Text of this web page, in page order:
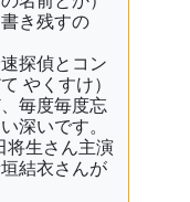
き残すの
探偵とコン
やくすけ）
毎度毎度忘
深いです。
将生さん主演
結衣さんが